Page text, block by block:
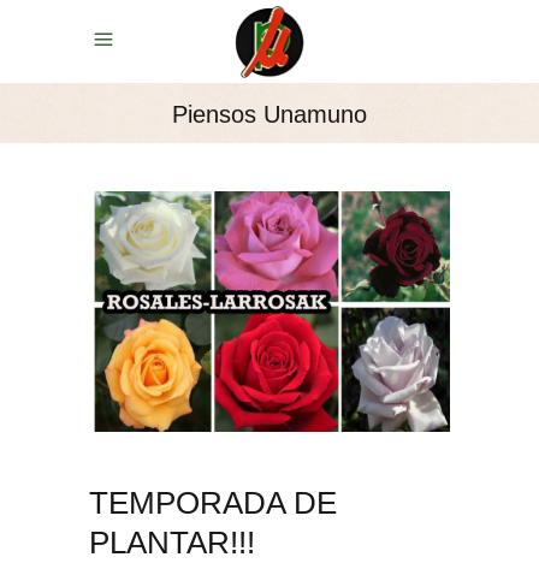
Piensos Unamuno
TEMPORADA DE
PLANTAR!!!